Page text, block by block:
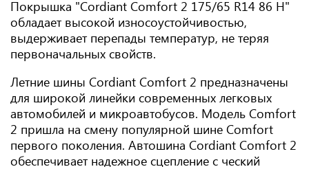
Покрышка "Cordiant Comfort 2 175/65 R14 86 H"
обладает высокой износоустойчивостью,
выдерживает перепады температур, не теряя
первоначальных свойств.
Летние шины Cordiant Comfort 2 предназначены
для широкой линейки современных легковых
автомобилей и микроавтобусов. Модель Comfort
2 пришла на смену популярной шине Comfort
первого поколения. Автошина Cordiant Comfort 2
обеспечивает надежное сцепление с ческий